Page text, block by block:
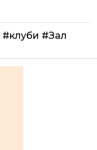
#клуби #Зал